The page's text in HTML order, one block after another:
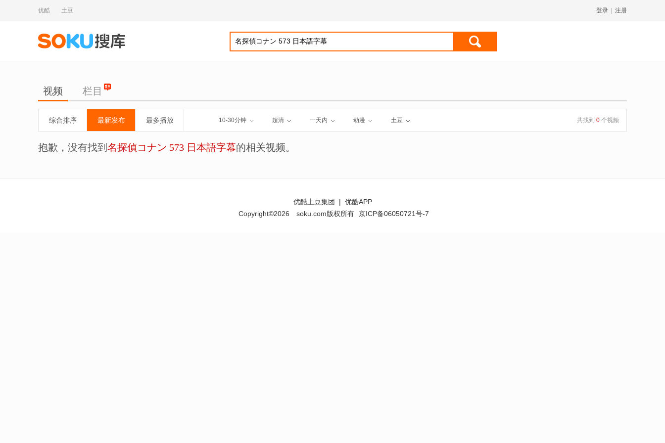
优酷 土豆 登录 注册
视频 栏目
综合排序 最新发布 最多播放 10-30分钟 超清 一天内 动漫 土豆 共找到 0 个视频
抱歉，没有找到 名探偵コナン 573 日本語字幕的相关视频。
优酷土豆集团 | 优酷APP
Copyright©2026
soku.com版权所有 京ICP备06050721号-7